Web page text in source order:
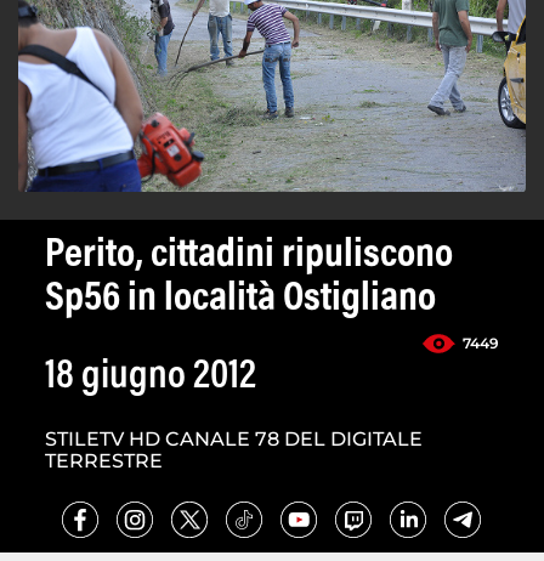
Perito, cittadini ripuliscono
Sp56 in località Ostigliano
7449
18 giugno 2012
STILETV HD CANALE 78 DEL DIGITALE
TERRESTRE